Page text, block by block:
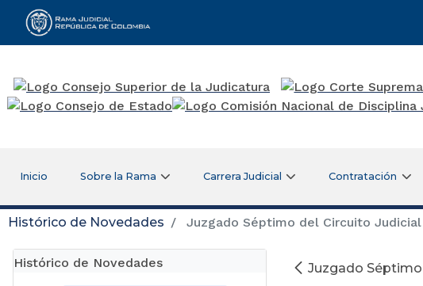
Rama Judicial
Inicio Sobre la Rama Carrera Judicial Contratación
Histórico de Novedades Juzgado Séptimo del Circuito
Histórico de Novedades Juzgado